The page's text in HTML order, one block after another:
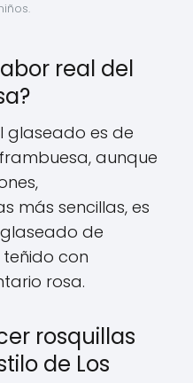
real del
glaseado es de
aunque
más sencillas, es
de
con
rosa.
rosquillas
de Los